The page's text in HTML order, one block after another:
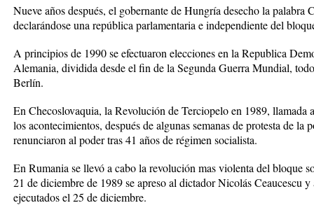
Nueve años después, el gobernante de Hungría desecho la palabra
declarándose una república parlamentaria e independiente del
A principios de 1990 se efectuaron elecciones en la Republica
Alemania, dividida desde el fin de la Segunda Guerra Mundial,
Berlín.
En Checoslovaquia, la Revolución de Terciopelo en 1989, llamada
los acontecimientos, después de algunas semanas de protesta de la
renunciaron al poder tras 41 años de régimen socialista.
En Rumania se llevó a cabo la revolución mas violenta del bloque
21 de diciembre de 1989 se apreso al dictador Nicolás Ceaucescu
ejecutados el 25 de diciembre.